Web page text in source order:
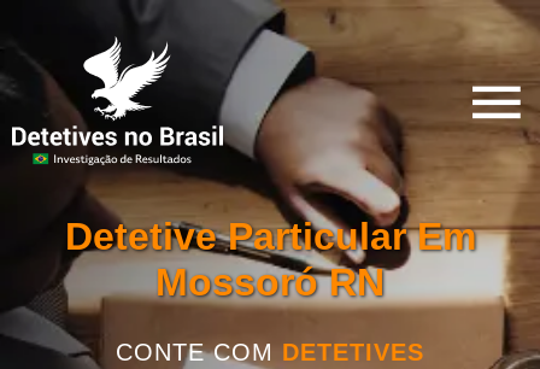
Detetive Particular Em
Mossoró RN
CONTE COM DETETIVES